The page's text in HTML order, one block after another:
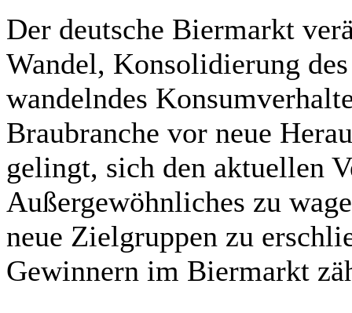
Der deutsche Biermarkt
Wandel, Konsolidierung
wandelndes
Braubranche vor neue
gelingt, sich den aktuellen
Außergewöhnliches zu
neue Zielgruppen zu
Gewinnern im Biermarkt